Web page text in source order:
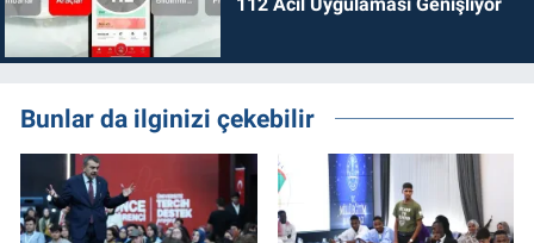
Bunlar da ilginizi çekebilir